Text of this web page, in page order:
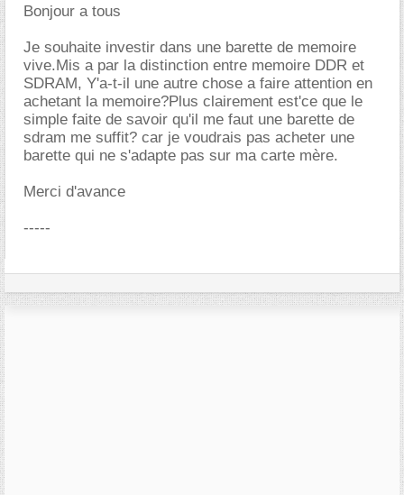
Bonjour a tous
Je souhaite investir dans une barette de memoire
vive.Mis a par la distinction entre memoire DDR et
SDRAM, Y'a-t-il une autre chose a faire attention en
achetant la memoire?Plus clairement est'ce que le
simple faite de savoir qu'il me faut une barette de
sdram me suffit? car je voudrais pas acheter une
barette qui ne s'adapte pas sur ma carte mère.
Merci d'avance
-----